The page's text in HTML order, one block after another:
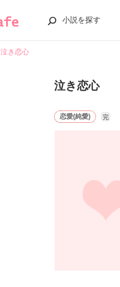
小説を探す
泣き恋心
泣き恋心
恋愛(純愛) 完